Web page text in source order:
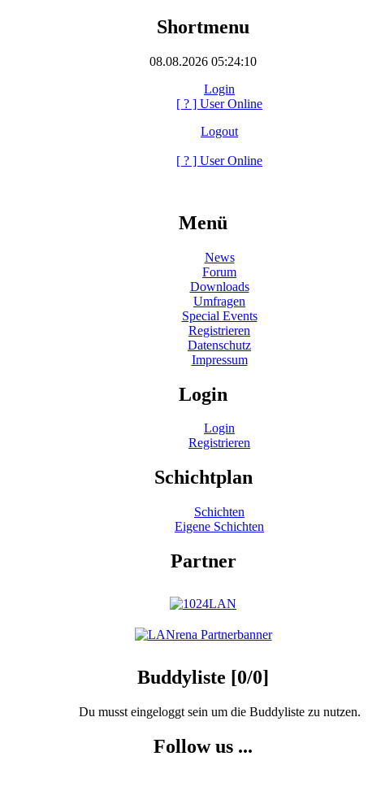
Shortmenu
08.08.2026 05:24:10
Login
[ ? ] User Online
Logout
[ ? ] User Online
Menü
News
Forum
Downloads
Umfragen
Special Events
Registrieren
Datenschutz
Impressum
Login
Login
Registrieren
Schichtplan
Schichten
Eigene Schichten
Partner
Buddyliste [0/0]
Du musst eingeloggt sein um die Buddyliste zu nutzen.
Follow us ...